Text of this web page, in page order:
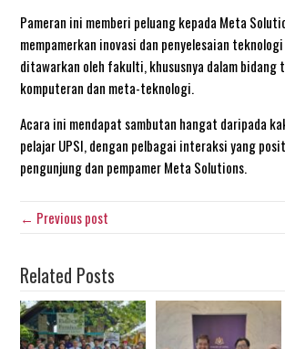
Pameran ini memberi peluang kepada Meta
mempamerkan inovasi dan penyelesaian
ditawarkan oleh fakulti, khususnya dalam bidang
komputeran dan meta-teknologi.
Acara ini mendapat sambutan hangat daripada
pelajar UPSI, dengan pelbagai interaksi yang
pengunjung dan pempamer Meta Solutions.
← Previous post
Related Posts